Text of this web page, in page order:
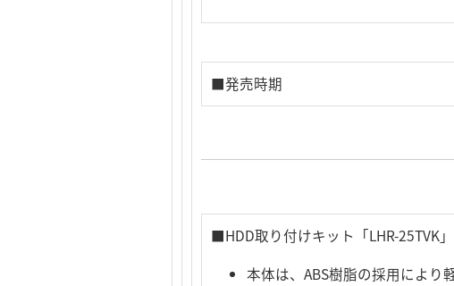
■発売時期
■HDD取り付けキット「LHR-25TVK
本体は、ABS樹脂の採用により